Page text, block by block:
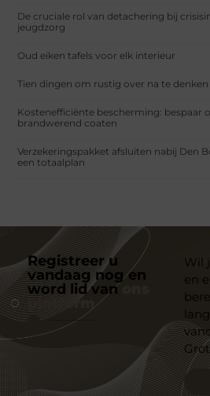
De cruciale rol van detachering bij
jeugdzorg
Oud eiken tafels voor elk interieur
Tien dingen om rustig over na te
Kostenefficiënte bescherming: bespaar
brandwerend coaten
Verzekeringspakket afsluiten nabij Den
een totaalplan
Registreer u
vandaag nog en
word lid van
platform
Wil
en